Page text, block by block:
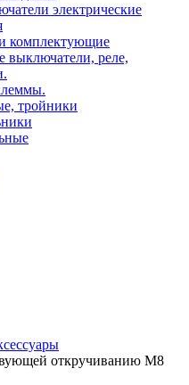
электрические
комплектующие
выключатели, реле,
тройники
откручиванию М8